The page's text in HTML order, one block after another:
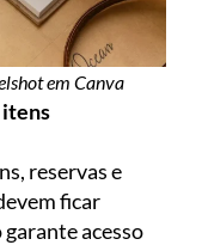
em Canva
itens
reservas e
ficar
garante acesso